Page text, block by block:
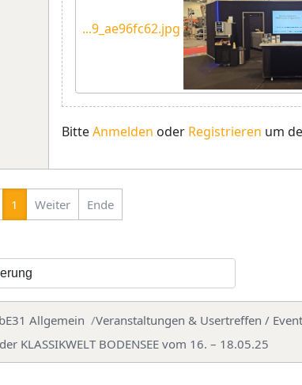
...9_ae96fc62.jpg
BitteAnmelden oder Registrieren um
1 Weiter Ende
Allgemein Veranstaltungen & Usertreffen /
KLASSIKWELT BODENSEE vom 16. – 18.05.25